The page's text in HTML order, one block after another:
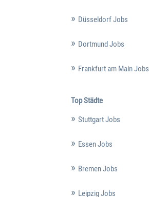
Düsseldorf Jobs
Dortmund Jobs
Frankfurt am Main Jobs
Top Städte
Stuttgart Jobs
Essen Jobs
Bremen Jobs
Leipzig Jobs